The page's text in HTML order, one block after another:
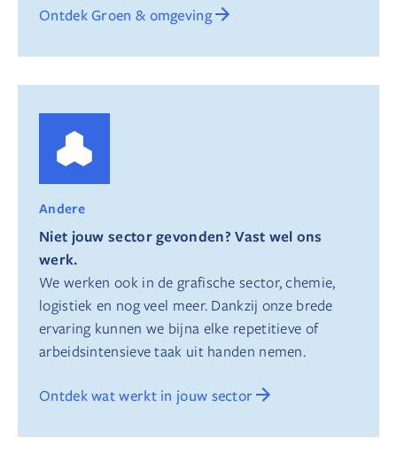
Ontdek Groen & omgeving
Andere
Niet jouw sector gevonden? Vast wel ons
werk.
We werken ook in de grafische sector, chemie,
logistiek en nog veel meer. Dankzij onze brede
ervaring kunnen we bijna elke repetitieve of
arbeidsintensieve taak uit handen nemen.
Ontdek wat werkt in jouw sector